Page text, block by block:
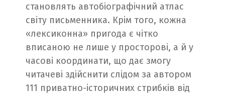
становлять автобіографічний атлас
світу письменника. Крім того, кожна
«лексиконна» пригода є чітко
вписаною не лише у просторові, а й у
часові координати, що дає змогу
читачеві здійснити слідом за автором
111 приватно-історичних стрибків від